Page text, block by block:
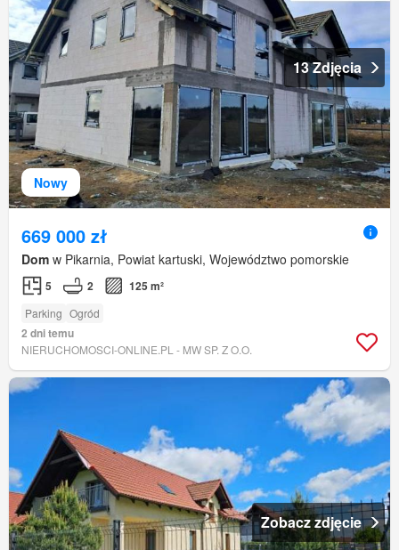
Nowy
13 Zdjęcia
669 000 zł
Dom w Pikarnia, Powiat kartuski, Województwo pomorskie
5 2 125 m²
Parking Ogród
2 dni temu
NIERUCHOMOSCI-ONLINE.PL - MW SP. Z O.O.
Zobacz zdjęcie